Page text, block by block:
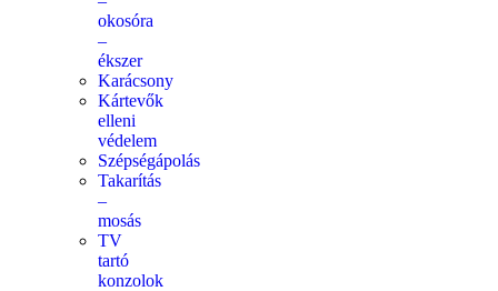
okosóra
–
ékszer
Karácsony
Kártevők
elleni
védelem
Szépségápolás
Takarítás
–
mosás
TV
tartó
konzolok